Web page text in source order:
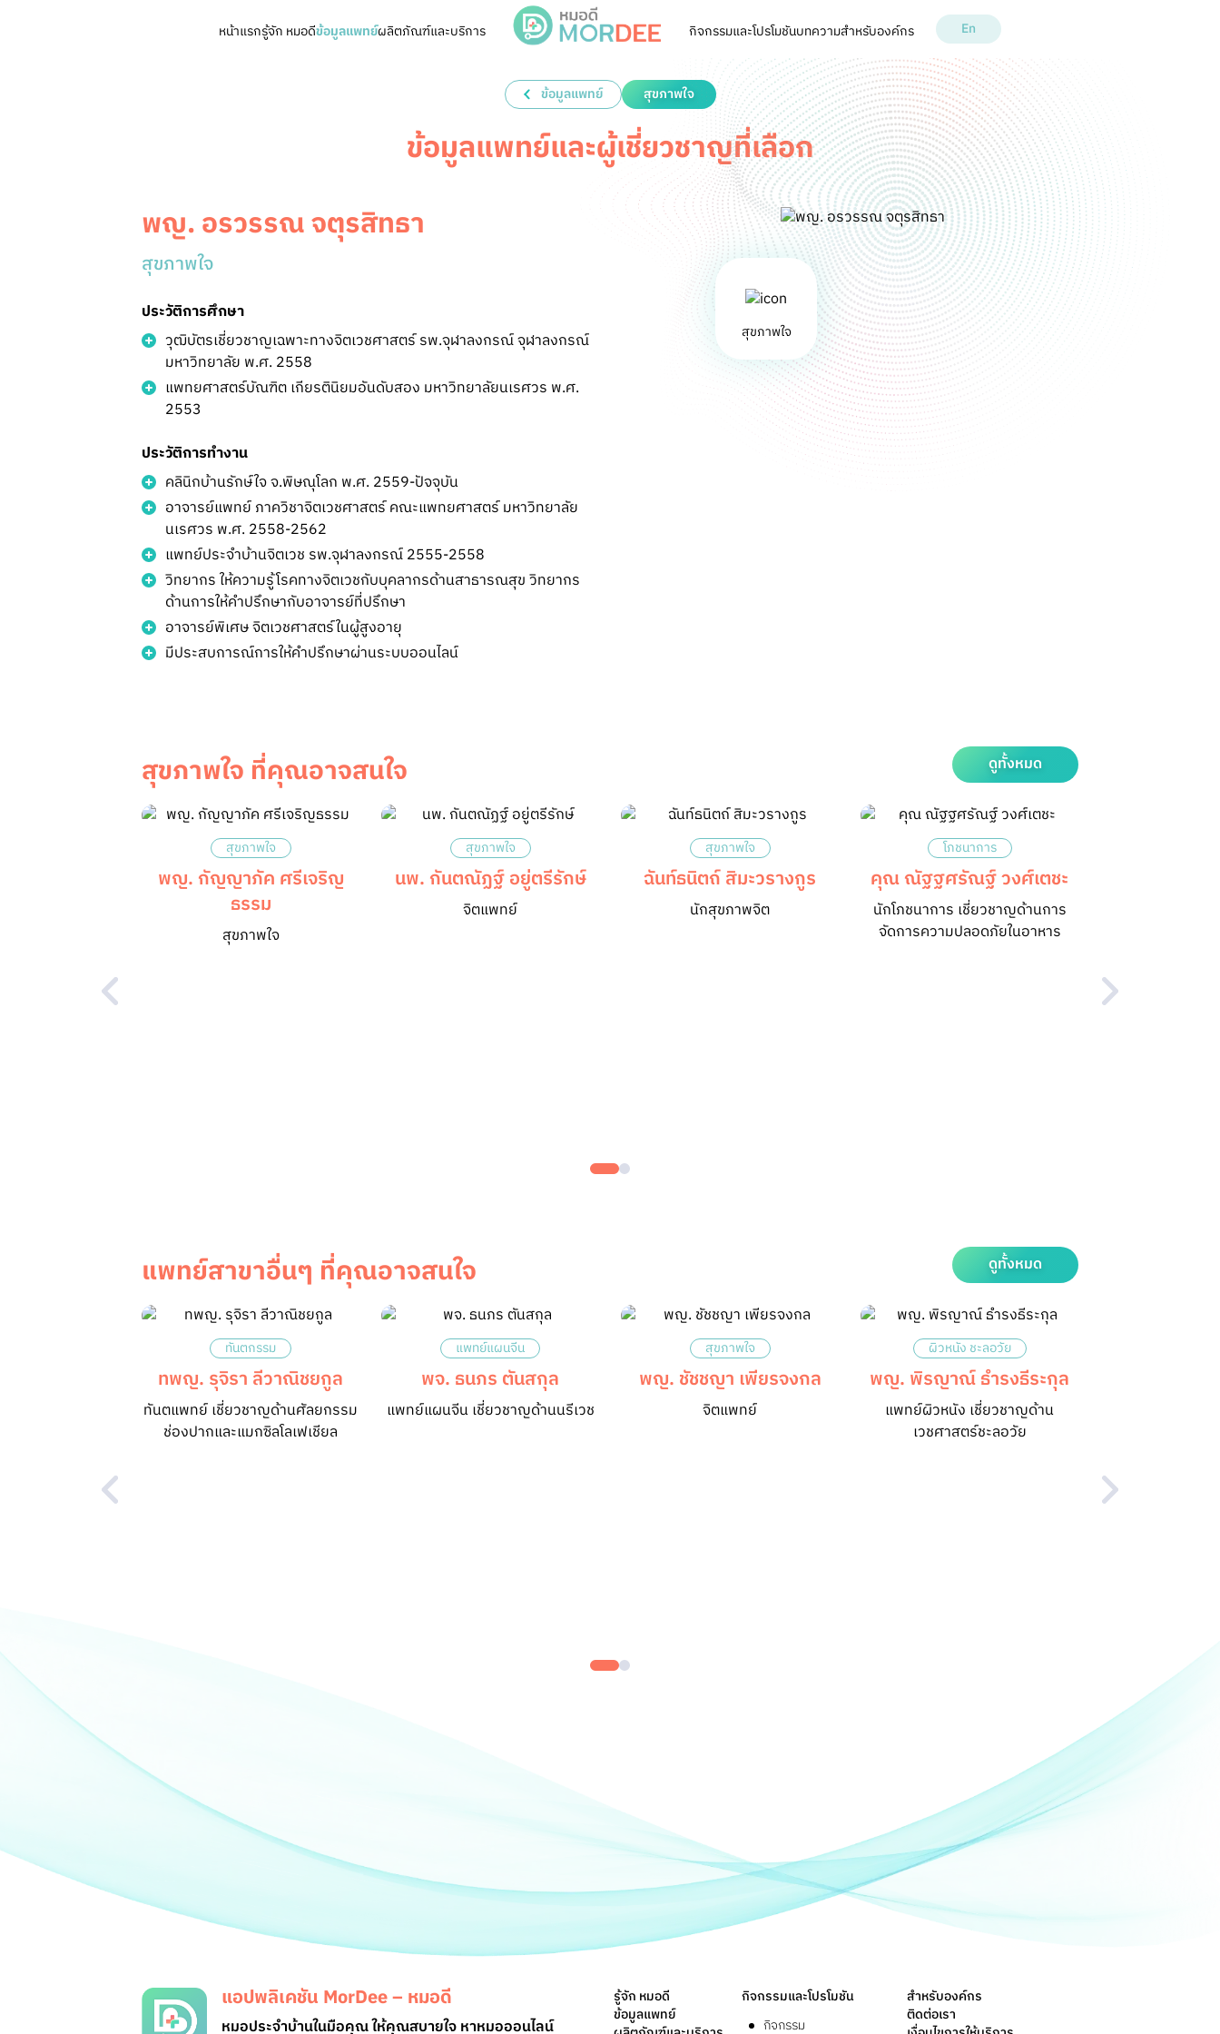
หน้าแรกรู้จัก หมอดีข้อมูลแพทย์ผลิตภัณฑ์และบริการ กิจกรรมและโปรโมชันบทความสำหรับองค์กร En
ข้อมูลแพทย์ สุขภาพใจ
ข้อมูลแพทย์และผู้เชี่ยวชาญที่เลือก
พญ. อรวรรณ จตุรสิทธา
สุขภาพใจ
ประวัติการศึกษา
วุฒิบัตรเชี่ยวชาญเฉพาะทางจิตเวชศาสตร์ รพ.จุฬาลงกรณ์ จุฬาลงกรณ์
มหาวิทยาลัย พ.ศ. 2558
แพทยศาสตร์บัณฑิต เกียรตินิยมอันดับสอง มหาวิทยาลัยนเรศวร พ.ศ.
2553
ประวัติการทำงาน
คลินิกบ้านรักษ์ใจ จ.พิษณุโลก พ.ศ. 2559-ปัจจุบัน
อาจารย์แพทย์ ภาควิชาจิตเวชศาสตร์ คณะแพทยศาสตร์ มหาวิทยาลัย
นเรศวร พ.ศ. 2558-2562
แพทย์ประจำบ้านจิตเวช รพ.จุฬาลงกรณ์ 2555-2558
วิทยากร ให้ความรู้โรคทางจิตเวชกับบุคลากรด้านสาธารณสุข วิทยากร
ด้านการให้คำปรึกษากับอาจารย์ที่ปรึกษา
อาจารย์พิเศษ จิตเวชศาสตร์ในผู้สูงอายุ
มีประสบการณ์การให้คำปรึกษาผ่านระบบออนไลน์
สุขภาพใจ
สุขภาพใจ ที่คุณอาจสนใจ ดูทั้งหมด
สุขภาพใจ
พญ. กัญญาภัค ศรีเจริญ​
ธรรม
สุขภาพใจ
สุขภาพใจ
นพ. กันตณัฏฐ์ อยู่ตรีรักษ์
จิตแพทย์
สุขภาพใจ
ฉันท์ธนิตถ์ สิมะวรางกูร
นักสุขภาพจิต
โภชนาการ
คุณ ณัฐฐศรัณฐ์ วงศ์เตชะ
นักโภชนาการ เชี่ยวชาญด้านการ
จัดการความปลอดภัยในอาหาร
แพทย์สาขาอื่นๆ ที่คุณอาจสนใจ ดูทั้งหมด
ทันตกรรม
ทพญ. รุจิรา ลีวาณิชยกูล
ทันตแพทย์ เชี่ยวชาญด้านศัลยกรรม
ช่องปากและแมกซิลโลเฟเชียล
แพทย์แผนจีน
พจ. ธนภร ตันสกุล
แพทย์แผนจีน เชี่ยวชาญด้านนรีเวช
สุขภาพใจ
พญ. ชัชชญา เพียรจงกล
จิตแพทย์
ผิวหนัง ชะลอวัย
พญ. พิรญาณ์ ธำรงธีระกุล
แพทย์ผิวหนัง เชี่ยวชาญด้าน
เวชศาสตร์ชะลอวัย
แอปพลิเคชัน MorDee – หมอดี
หมอประจำบ้านในมือคุณ ให้คุณสบายใจ หาหมอออนไลน์
รู้จัก หมอดี
ข้อมูลแพทย์
กิจกรรมและโปรโมชัน
กิจกรรม
สำหรับองค์กร
ติดต่อเรา